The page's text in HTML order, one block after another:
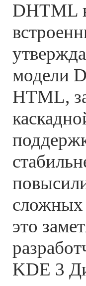
DHTML
модели
HTML,
сложных
это
KDE 3